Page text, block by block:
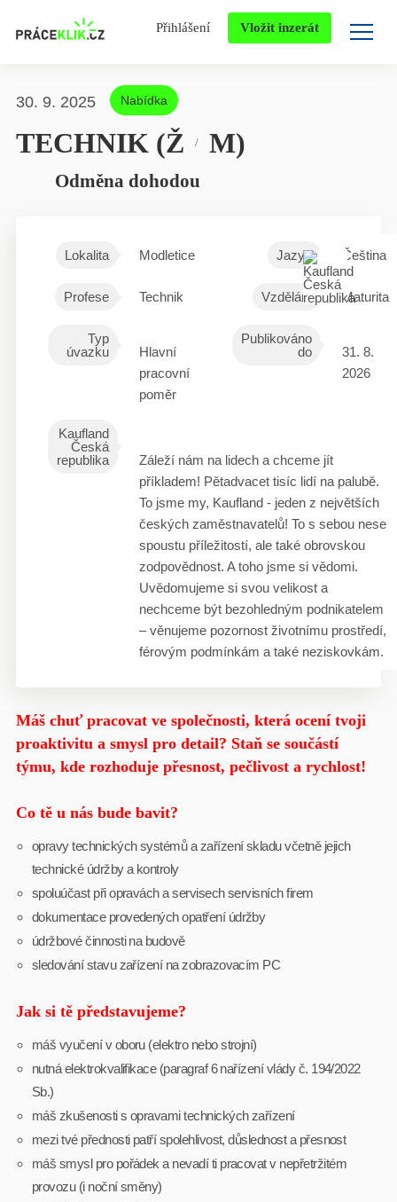
Přihlášení Vložit inzerát
30. 9. 2025 Nabídka
TECHNIK (Ž / M)
Odměna dohodou
Lokalita Modletice Jazyk Čeština
Profese Technik Vzdělání Maturita
Typ
úvazku
Hlavní
pracovní
poměr
Publikováno
do
31. 8.
2026
Kaufland
Česká
republika
Záleží nám na lidech a chceme jít
příkladem! Pětadvacet tisíc lidí na palubě.
To jsme my, Kaufland - jeden z největších
českých zaměstnavatelů! To s sebou nese
spoustu příležitostí, ale také obrovskou
zodpovědnost. A toho jsme si vědomi.
Uvědomujeme si svou velikost a
nechceme být bezohledným podnikatelem
– věnujeme pozornost životnímu prostředí,
férovým podmínkám a také neziskovkám.
Máš chuť pracovat ve společnosti, která ocení tvoji
proaktivitu a smysl pro detail? Staň se součástí
týmu, kde rozhoduje přesnost, pečlivost a rychlost!
Co tě u nás bude bavit?
opravy technických systémů a zařízení skladu včetně jejich
technické údržby a kontroly
spoluúčast při opravách a servisech servisních firem
dokumentace provedených opatření údržby
údržbové činnosti na budově
sledování stavu zařízení na zobrazovacím PC
Jak si tě představujeme?
máš vyučení v oboru (elektro nebo strojní)
nutná elektrokvalifikace (paragraf 6 nařízení vlády č. 194/2022
Sb.)
máš zkušenosti s opravami technických zařízení
mezi tvé přednosti patří spolehlivost, důslednost a přesnost
máš smysl pro pořádek a nevadí ti pracovat v nepřetržitém
provozu (i noční směny)